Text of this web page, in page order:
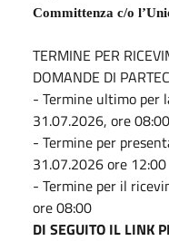
Committenza c/o
TERMINE PER
DOMANDE DI
- Termine ultimo per
31.07.2026, ore 08:00
- Termine per
31.07.2026 ore 12:00
- Termine per il
ore 08:00
DI SEGUITO IL LINK